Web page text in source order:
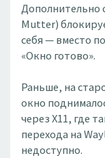
Дополнительно
Mutter)
себя — вместо
«Окно готово».
Раньше, на
окно
через X11, где
перехода на
недоступно.